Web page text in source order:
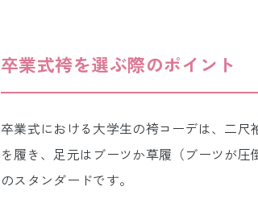
卒業式袴を選ぶ際のポイント
卒業式における大学生の袴コーデは、二
を履き、足元はブーツか草履（ブーツが
のスタンダードです。